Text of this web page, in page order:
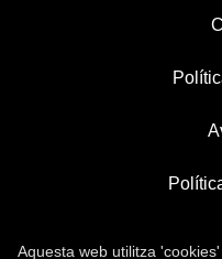
Aquesta web utilitza